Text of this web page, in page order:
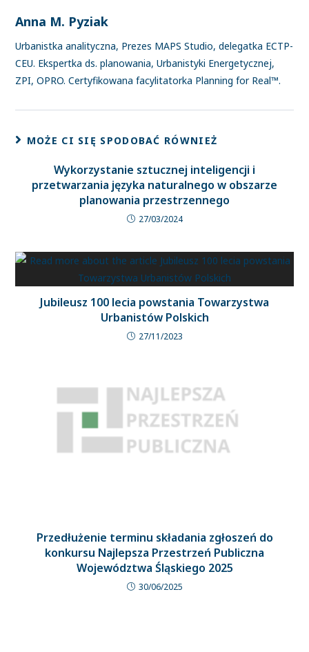
Anna M. Pyziak
Urbanistka analityczna, Prezes MAPS Studio, delegatka ECTP-
CEU. Ekspertka ds. planowania, Urbanistyki Energetycznej,
ZPI, OPRO. Certyfikowana facylitatorka Planning for Real™.
MOŻE CI SIĘ SPODOBAĆ RÓWNIEŻ
Wykorzystanie sztucznej inteligencji i
przetwarzania języka naturalnego w obszarze
planowania przestrzennego
27/03/2024
Jubileusz 100 lecia powstania Towarzystwa
Urbanistów Polskich
27/11/2023
Przedłużenie terminu składania zgłoszeń do
konkursu Najlepsza Przestrzeń Publiczna
Województwa Śląskiego 2025
30/06/2025